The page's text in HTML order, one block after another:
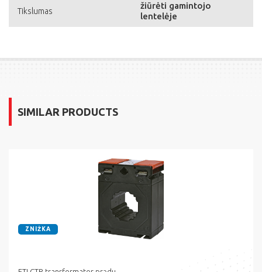
Tikslumas
žiūrėti gamintojo
lentelėje
SIMILAR PRODUCTS
ZNIŻKA